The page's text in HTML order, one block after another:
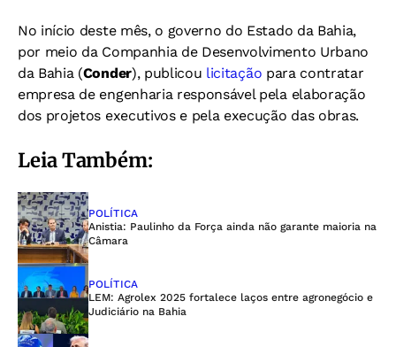
No início deste mês, o governo do Estado da Bahia,
por meio da Companhia de Desenvolvimento Urbano
da Bahia (Conder), publicou licitação para contratar
empresa de engenharia responsável pela elaboração
dos projetos executivos e pela execução das obras.
Leia Também:
POLÍTICA
Anistia: Paulinho da Força ainda não garante maioria na
Câmara
POLÍTICA
LEM: Agrolex 2025 fortalece laços entre agronegócio e
Judiciário na Bahia